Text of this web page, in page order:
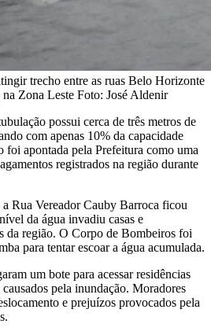
trecho entre as ruas Belo Horizonte
Zona Leste Foto: José Aldenir
possui cerca de três metros de
com apenas 10% da capacidade
foi apontada pela Prefeitura como uma
registrados na região durante
Rua Vereador Cauby Barroca ficou
da água invadiu casas e
da região. O Corpo de Bombeiros foi
para tentar escoar a água acumulada.
um bote para acessar residências
pela inundação. Moradores
e prejuízos provocados pela